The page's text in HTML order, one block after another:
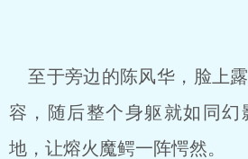
至于旁边的陈风华，脸上
容，随后整个身躯就如同幻
地，让熔火魔鳄一阵愕然。